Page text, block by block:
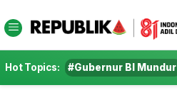
Hot Topics: #Gubernur BI Mundur